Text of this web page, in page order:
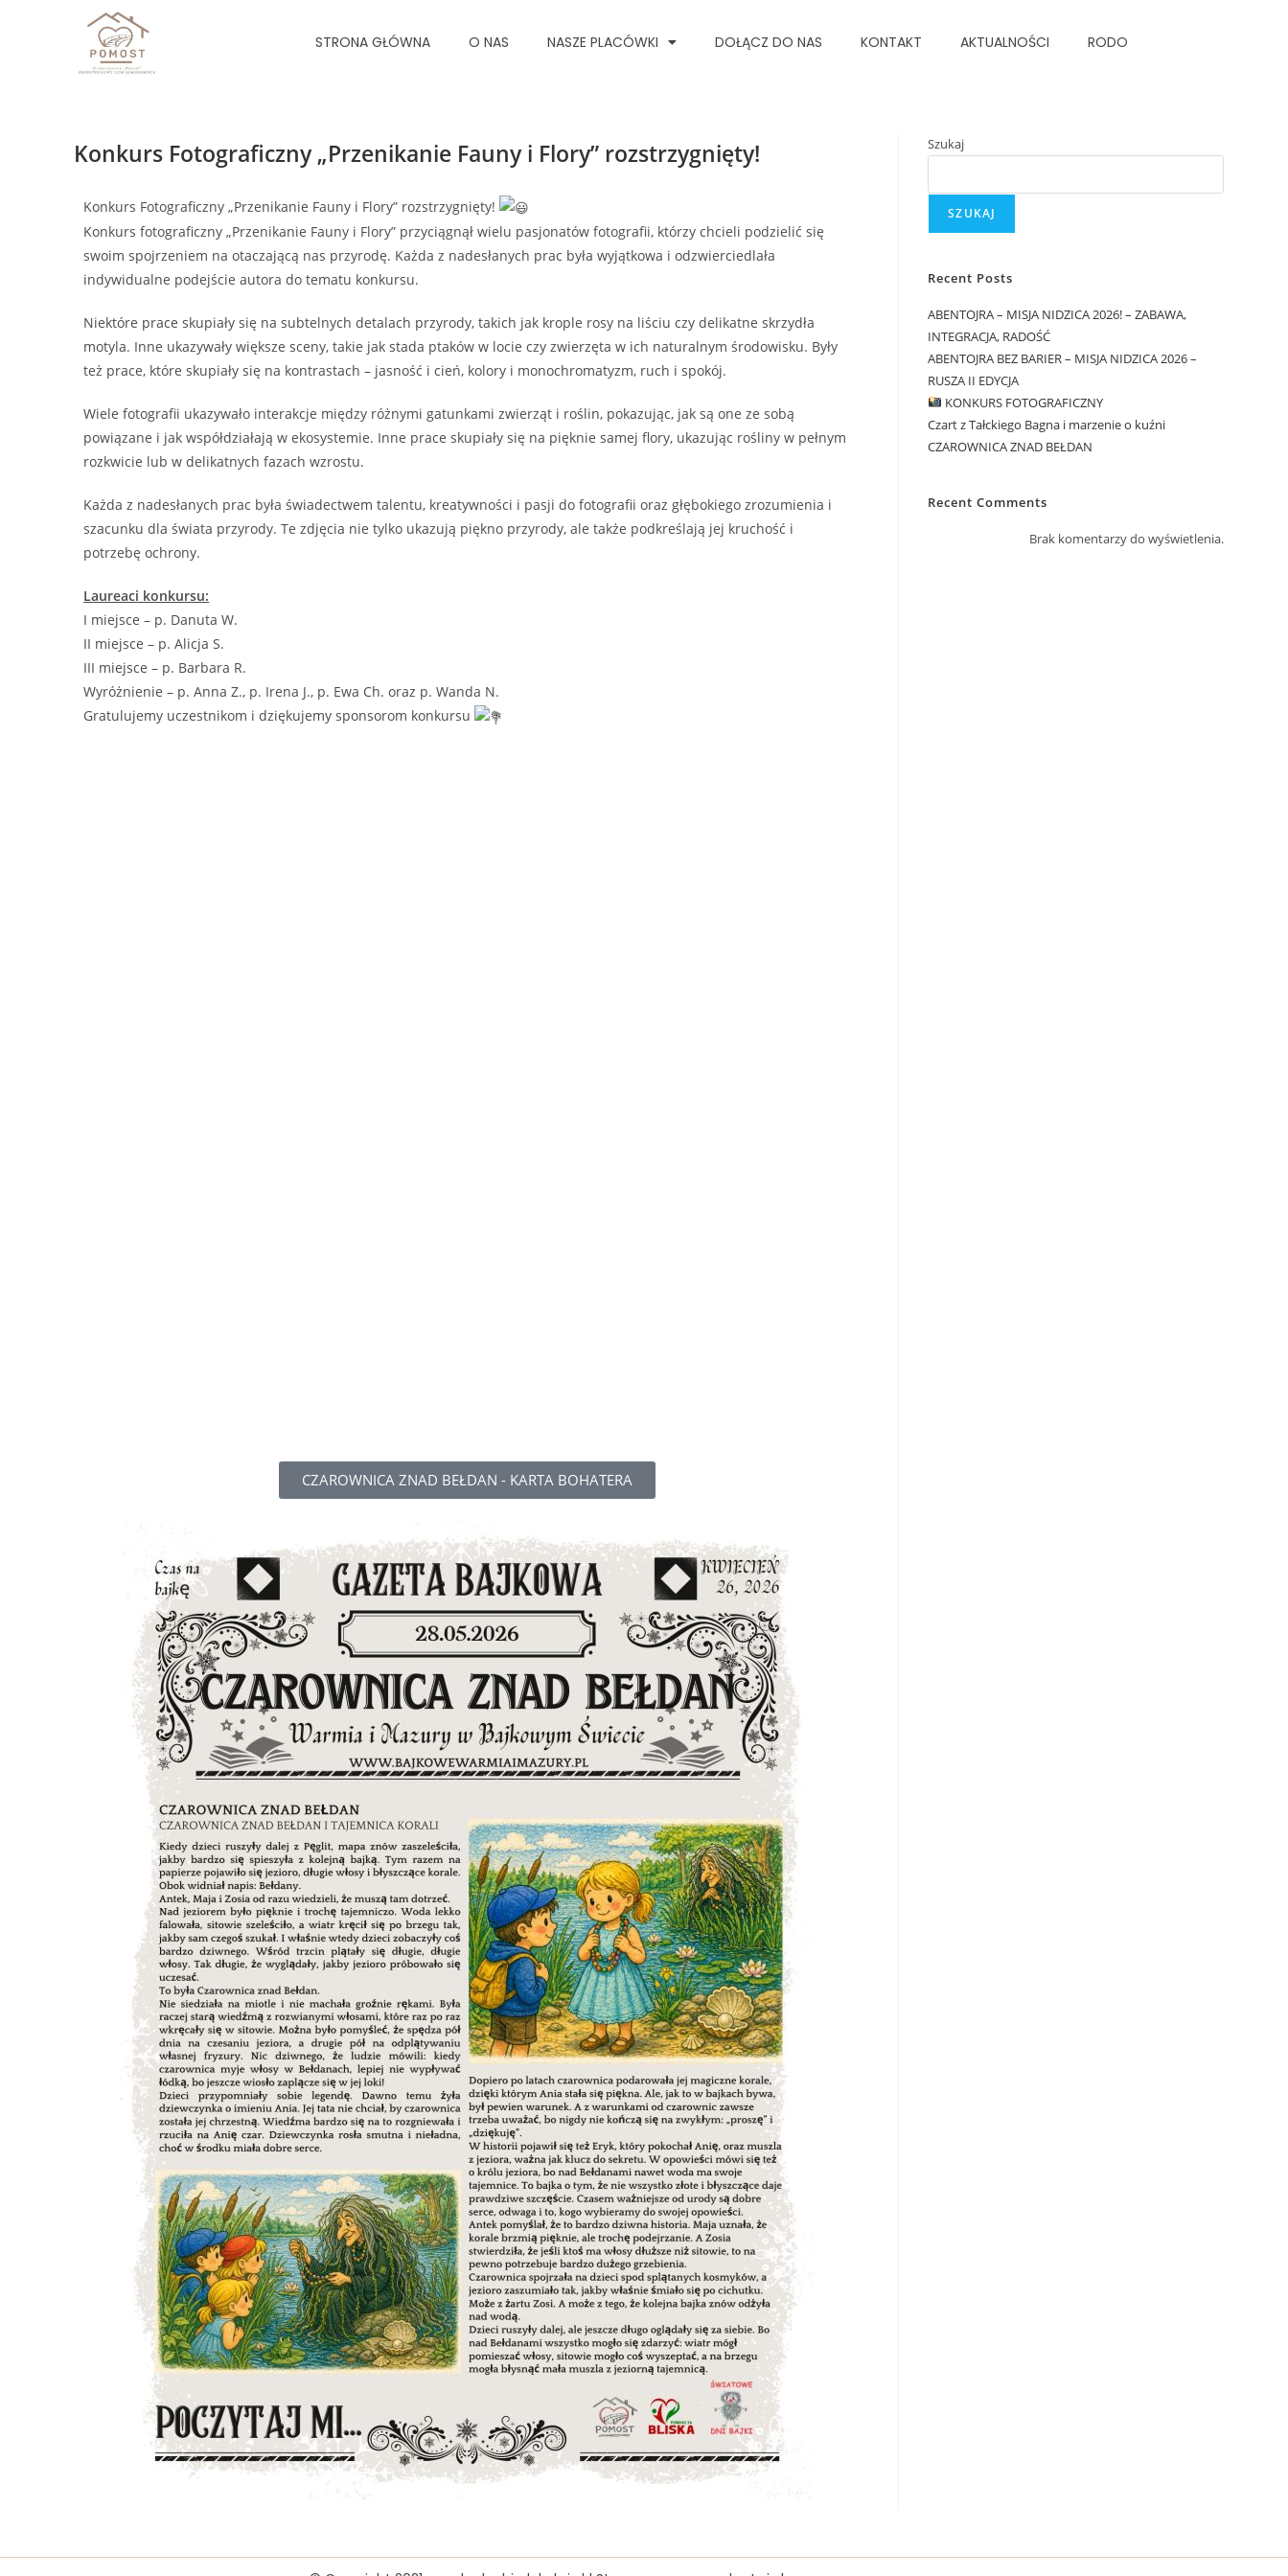
STRONA GŁÓWNA O NAS NASZE PLACÓWKI DOŁĄCZ DO NAS KONTAKT AKTUALNOŚCI RODO
Konkurs Fotograficzny „Przenikanie Fauny i Flory” rozstrzygnięty!
Konkurs Fotograficzny „Przenikanie Fauny i Flory” rozstrzygnięty!
Konkurs fotograficzny „Przenikanie Fauny i Flory” przyciągnął wielu pasjonatów fotografii, którzy chcieli podzielić się
swoim spojrzeniem na otaczającą nas przyrodę. Każda z nadesłanych prac była wyjątkowa i odzwierciedlała
indywidualne podejście autora do tematu konkursu.
Niektóre prace skupiały się na subtelnych detalach przyrody, takich jak krople rosy na liściu czy delikatne skrzydła
motyla. Inne ukazywały większe sceny, takie jak stada ptaków w locie czy zwierzęta w ich naturalnym środowisku. Były
też prace, które skupiały się na kontrastach – jasność i cień, kolory i monochromatyzm, ruch i spokój.
Wiele fotografii ukazywało interakcje między różnymi gatunkami zwierząt i roślin, pokazując, jak są one ze sobą
powiązane i jak współdziałają w ekosystemie. Inne prace skupiały się na pięknie samej flory, ukazując rośliny w pełnym
rozkwicie lub w delikatnych fazach wzrostu.
Każda z nadesłanych prac była świadectwem talentu, kreatywności i pasji do fotografii oraz głębokiego zrozumienia i
szacunku dla świata przyrody. Te zdjęcia nie tylko ukazują piękno przyrody, ale także podkreślają jej kruchość i
potrzebę ochrony.
Laureaci konkursu:
I miejsce – p. Danuta W.
II miejsce – p. Alicja S.
III miejsce – p. Barbara R.
Wyróżnienie – p. Anna Z., p. Irena J., p. Ewa Ch. oraz p. Wanda N.
Gratulujemy uczestnikom i dziękujemy sponsorom konkursu
CZAROWNICA ZNAD BEŁDAN - KARTA BOHATERA
Szukaj
SZUKAJ
Recent Posts
ABENTOJRA – MISJA NIDZICA 2026! – ZABAWA,
INTEGRACJA, RADOŚĆ
ABENTOJRA BEZ BARIER – MISJA NIDZICA 2026 –
RUSZA II EDYCJA
KONKURS FOTOGRAFICZNY
Czart z Tałckiego Bagna i marzenie o kuźni
CZAROWNICA ZNAD BEŁDAN
Recent Comments
Brak komentarzy do wyświetlenia.